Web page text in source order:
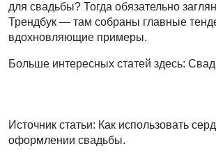
для свадьбы? Тогда обязательно
Трендбук — там собраны главные
вдохновляющие примеры.
Больше интересных статей здесь:
Источник статьи: Как использовать
оформлении свадьбы.